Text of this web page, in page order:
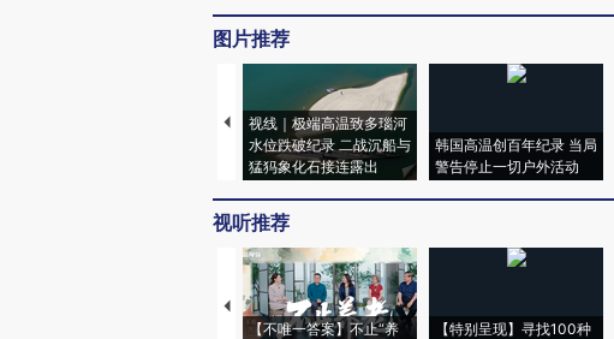
图片推荐
视线｜极端高温致多瑙河
水位跌破纪录 二战沉船与
猛犸象化石接连露出
韩国高温创百年纪录 当局
警告停止一切户外活动
视听推荐
【不唯一答案】不止“养
【特别呈现】寻找100种